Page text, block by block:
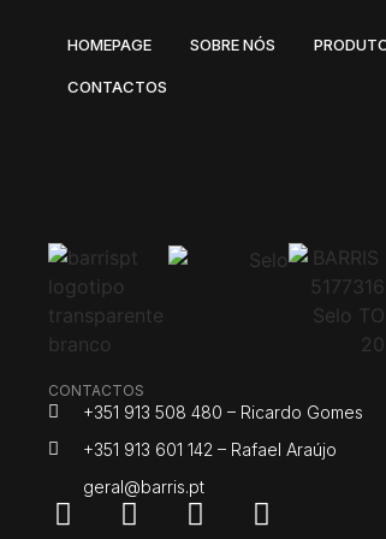
HOMEPAGE SOBRE NÓS
CONTACTOS
CONTACTOS
+351 913 508 480 – Ricardo Gomes
+351 913 601 142 – Rafael Araújo
geral@barris.pt